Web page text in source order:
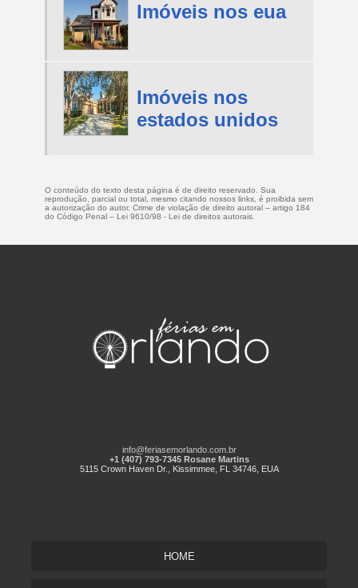
Imóveis nos eua
Imóveis nos
estados unidos
O conteúdo do texto desta página é de direito reservado. Sua
reprodução, parcial ou total, mesmo citando nossos links, é proibida sem
a autorização do autor. Crime de violação de direito autoral – artigo 184
do Código Penal – Lei 9610/98 - Lei de direitos autorais
info@feriasemorlando.com.br
+1 (407) 793-7345 Rosane Martins
5115 Crown Haven Dr., Kissimmee, FL 34746, EUA
HOME